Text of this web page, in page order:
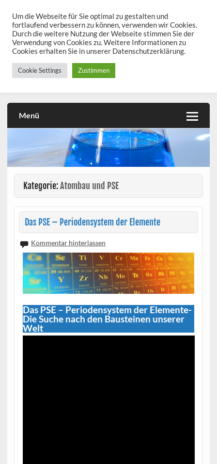
contentchemieseiten.de
Chemie kann man üben!
Menü
Kategorie:Atombau und PSE
Das PSE – Periodensystem der Elemente
Kommentar hinterlassen
Das PSE – Periodensystem der Elemente-
Die Suche nach den Bausteinen unserer
Welt
Um die Webseite für Sie optimal zu gestalten und
fortlaufend verbessern zu können, verwenden wir Cookies.
Durch die weitere Nutzung der Webseite stimmen Sie der
Verwendung von Cookies zu. Weitere Informationen zu
Cookies erhalten Sie in unserer Datenschutzerklärung.
Cookie Settings Zustimmen